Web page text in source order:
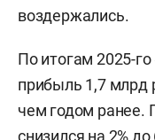
воздержались.
По итогам 2025-
прибыль 1,7 млрд
чем годом ранее.
снизился на 2%